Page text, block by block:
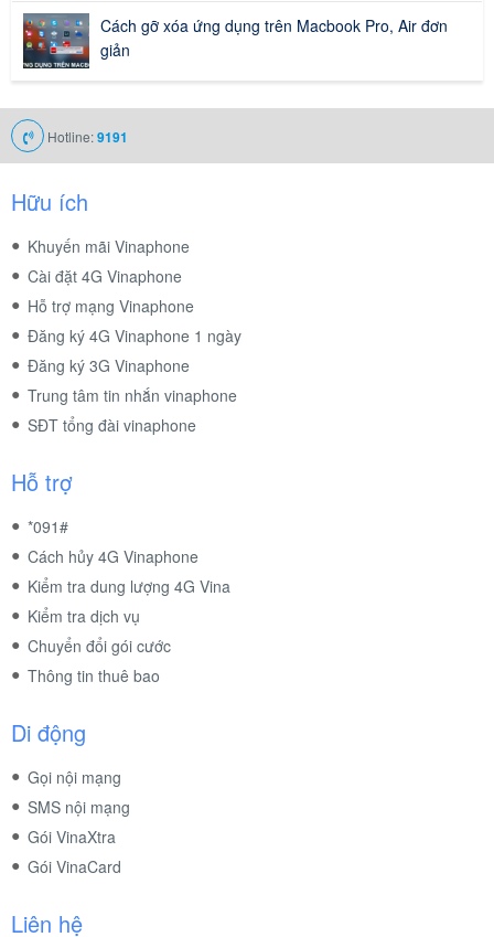
Cách gỡ xóa ứng dụng trên Macbook Pro, Air đơn
giản
Hotline:9191
Hữu ích
Khuyến mãi Vinaphone
Cài đặt 4G Vinaphone
Hỗ trợ mạng Vinaphone
Đăng ký 4G Vinaphone 1 ngày
Đăng ký 3G Vinaphone
Trung tâm tin nhắn vinaphone
SĐT tổng đài vinaphone
Hỗ trợ
*091#
Cách hủy 4G Vinaphone
Kiểm tra dung lượng 4G Vina
Kiểm tra dịch vụ
Chuyển đổi gói cước
Thông tin thuê bao
Di động
Gọi nội mạng
SMS nội mạng
Gói VinaXtra
Gói VinaCard
Liên hệ